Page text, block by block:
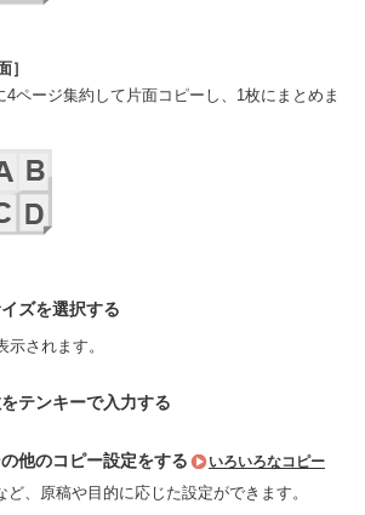
］
4ページ集約して片面コピーし、1枚にまとめま
ズを選択する
示されます。
テンキーで入力する
他のコピー設定をする いろいろなコピー
ど、原稿や目的に応じた設定ができます。